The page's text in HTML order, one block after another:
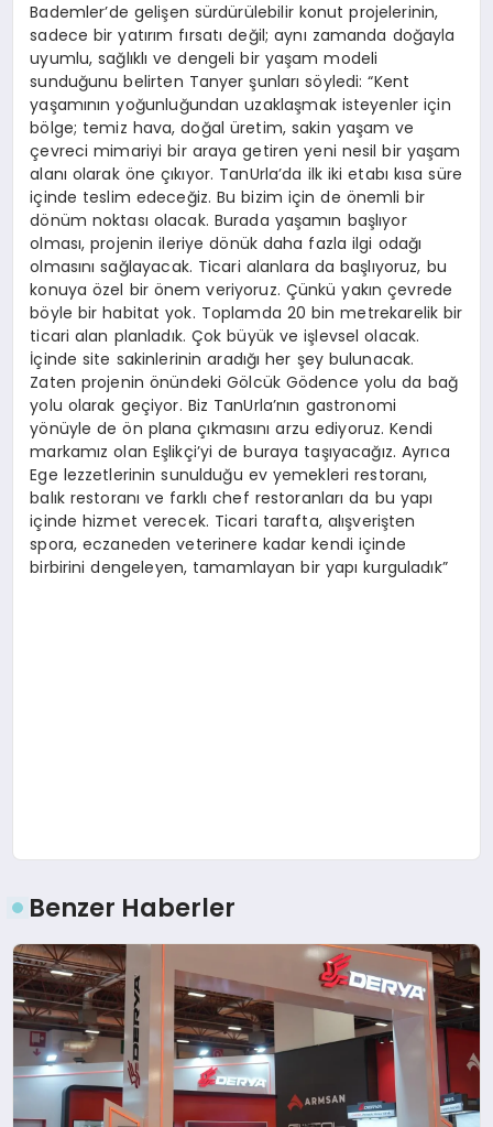
Bademler’de gelişen sürdürülebilir konut projelerinin,
sadece bir yatırım fırsatı değil; aynı zamanda doğayla
uyumlu, sağlıklı ve dengeli bir yaşam modeli
sunduğunu belirten Tanyer şunları söyledi: “Kent
yaşamının yoğunluğundan uzaklaşmak isteyenler için
bölge; temiz hava, doğal üretim, sakin yaşam ve
çevreci mimariyi bir araya getiren yeni nesil bir yaşam
alanı olarak öne çıkıyor. TanUrla’da ilk iki etabı kısa süre
içinde teslim edeceğiz. Bu bizim için de önemli bir
dönüm noktası olacak. Burada yaşamın başlıyor
olması, projenin ileriye dönük daha fazla ilgi odağı
olmasını sağlayacak. Ticari alanlara da başlıyoruz, bu
konuya özel bir önem veriyoruz. Çünkü yakın çevrede
böyle bir habitat yok. Toplamda 20 bin metrekarelik bir
ticari alan planladık. Çok büyük ve işlevsel olacak.
İçinde site sakinlerinin aradığı her şey bulunacak.
Zaten projenin önündeki Gölcük Gödence yolu da bağ
yolu olarak geçiyor. Biz TanUrla’nın gastronomi
yönüyle de ön plana çıkmasını arzu ediyoruz. Kendi
markamız olan Eşlikçi’yi de buraya taşıyacağız. Ayrıca
Ege lezzetlerinin sunulduğu ev yemekleri restoranı,
balık restoranı ve farklı chef restoranları da bu yapı
içinde hizmet verecek. Ticari tarafta, alışverişten
spora, eczaneden veterinere kadar kendi içinde
birbirini dengeleyen, tamamlayan bir yapı kurguladık”
Benzer Haberler